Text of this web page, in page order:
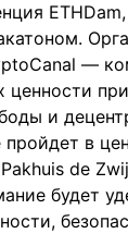
—
и
в
de
будет